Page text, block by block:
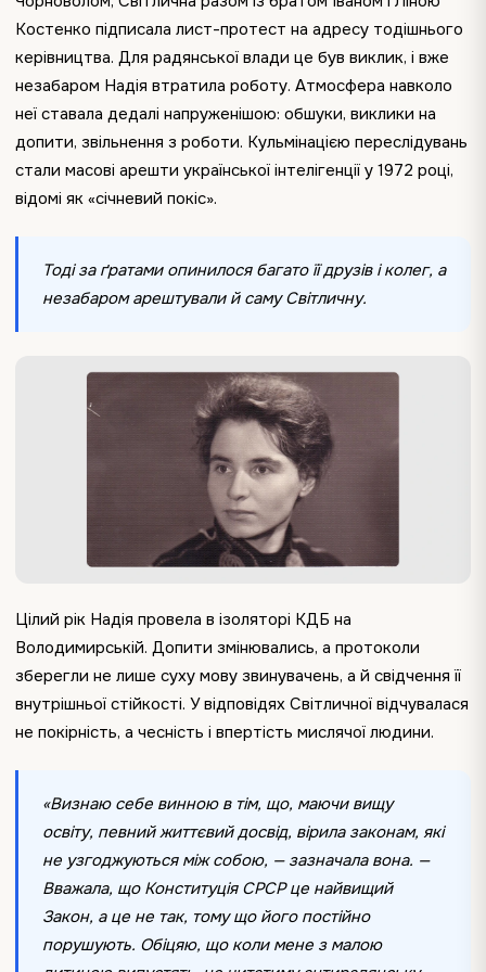
Костенко підписала лист-протест на адресу тодішнього
керівництва. Для радянської влади це був виклик, і вже
незабаром Надія втратила роботу. Атмосфера навколо
неї ставала дедалі напруженішою: обшуки, виклики на
допити, звільнення з роботи. Кульмінацією переслідувань
стали масові арешти української інтелігенції у 1972 році,
відомі як «січневий покіс».
Тоді за ґратами опинилося багато її друзів і колег, а
незабаром арештували й саму Світличну.
Цілий рік Надія провела в ізоляторі КДБ на
Володимирській. Допити змінювались, а протоколи
зберегли не лише суху мову звинувачень, а й свідчення її
внутрішньої стійкості. У відповідях Світличної відчувалася
не покірність, а чесність і впертість мислячої людини.
«Визнаю себе винною в тім, що, маючи вищу
освіту, певний життєвий досвід, вірила законам, які
не узгоджуються між собою, — зазначала вона. —
Вважала, що Конституція СРСР це найвищий
Закон, а це не так, тому що його постійно
порушують. Обіцяю, що коли мене з малою